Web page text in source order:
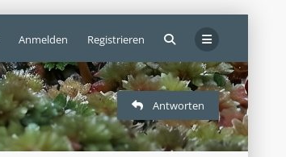
Anmelden Registrieren
Antworten